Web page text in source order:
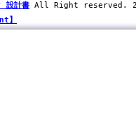
設計書 All Right reserved.
】